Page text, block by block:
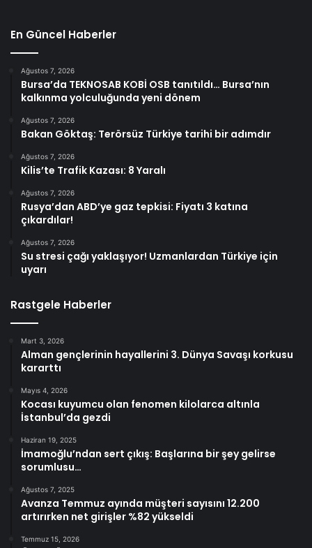
En Güncel Haberler
Ağustos 7, 2026
Bursa’da TEKNOSAB KOBİ OSB tanıtıldı… Bursa’nın
kalkınma yolculuğunda yeni dönem
Ağustos 7, 2026
Bakan Göktaş: Terörsüz Türkiye tarihi bir adımdır
Ağustos 7, 2026
Kilis’te Trafik Kazası: 8 Yaralı
Ağustos 7, 2026
Rusya’dan ABD’ye gaz tepkisi: Fiyatı 3 katına
çıkardılar!
Ağustos 7, 2026
Su stresi çağı yaklaşıyor! Uzmanlardan Türkiye için
uyarı
Rastgele Haberler
Mart 3, 2026
Alman gençlerinin hayallerini 3. Dünya Savaşı korkusu
kararttı
Mayıs 4, 2026
Kocası kuyumcu olan fenomen kilolarca altınla
İstanbul’da gezdi
Haziran 19, 2025
İmamoğlu’ndan sert çıkış: Başlarına bir şey gelirse
sorumlusu…
Ağustos 7, 2025
Avanza Temmuz ayında müşteri sayısını 12.200
artırırken net girişler %82 yükseldi
Temmuz 15, 2026